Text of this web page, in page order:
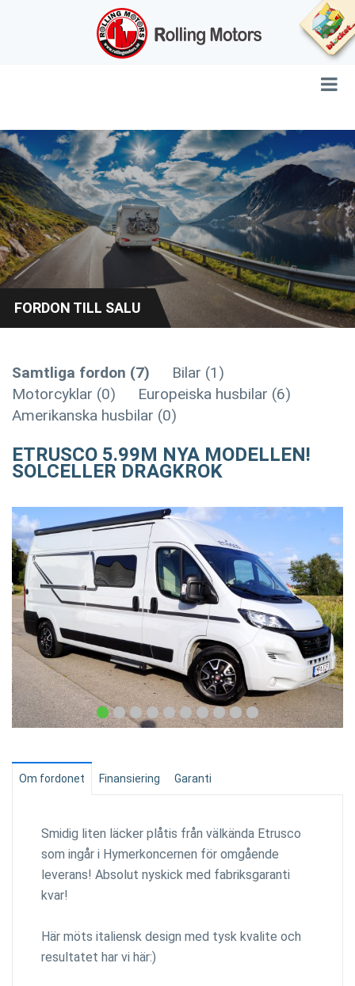
FORDON TILL SALU
Samtliga fordon (7)
Bilar (1)
Motorcyklar (0)
Europeiska husbilar (6)
Amerikanska husbilar (0)
ETRUSCO 5.99M NYA MODELLEN!
SOLCELLER DRAGKROK
Om fordonet Finansiering Garanti
Smidig liten läcker plåtis från välkända Etrusco
som ingår i Hymerkoncernen för omgående
leverans! Absolut nyskick med fabriksgaranti
kvar!
Här möts italiensk design med tysk kvalite och
resultatet har vi här:)